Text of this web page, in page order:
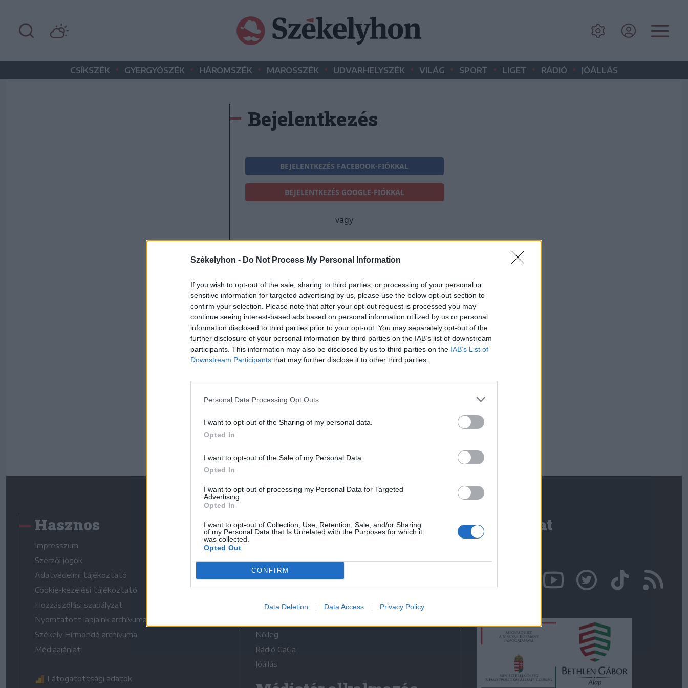
Székelyhon - Do Not Process My Personal Information
If you wish to opt-out of the sale, sharing to third parties, or processing of your personal or
sensitive information for targeted advertising by us, please use the below opt-out section to
confirm your selection. Please note that after your opt-out request is processed you may
continue seeing interest-based ads based on personal information utilized by us or personal
information disclosed to third parties prior to your opt-out. You may separately opt-out of the
further disclosure of your personal information by third parties on the IAB’s list of downstream
participants. This information may also be disclosed by us to third parties on the IAB’s List of
Downstream Participants that may further disclose it to other third parties.
Personal Data Processing Opt Outs
I want to opt-out of the Sharing of my personal data.
Opted In
I want to opt-out of the Sale of my Personal Data.
Opted In
I want to opt-out of processing my Personal Data for Targeted
Advertising.
Opted In
I want to opt-out of Collection, Use, Retention, Sale, and/or Sharing
of my Personal Data that Is Unrelated with the Purposes for which it
was collected.
Opted Out
CONFIRM
Data Deletion Data Access Privacy Policy
CSÍKSZÉK • GYERGYÓSZÉK • HÁROMSZÉK • MAROSSZÉK • UDVARHELYSZÉK • VILÁG • SPORT • LIGET • RÁDIÓ • JÓÁLLÁS
Bejelentkezés
BEJELENTKEZÉS FACEBOOK-FIÓKKAL
BEJELENTKEZÉS GOOGLE-FIÓKKAL
vagy
E-mail-cím
Jelszó
Elfelejtette a jelszavát?
BEJELENTKEZÉS
Hasznos
Impresszum
Szerzői jogok
Adatvédelmi tájékoztató
Cookie-kezelési tájékoztató
Hozzászólási szabályzat
Nyomtatott lapjaink archívuma
Székely Hírmondó archívuma
Médiaajánlat
Látogatottsági adatok
Médiatér
Liget
Krónika
Bihari Napló
Erdélyi Napló
Nőileg
Rádió GaGa
Jóállás
Kapcsolat